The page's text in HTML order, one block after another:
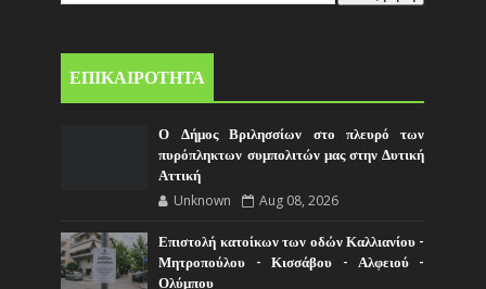
ΕΠΙΚΑΙΡΟΤΗΤΑ
Ο Δήμος Βριλησσίων στο πλευρό των
πυρόπληκτων συμπολιτών μας στην Δυτική
Αττική
Unknown Aug 08, 2026
Επιστολή κατοίκων των οδών Καλλιανίου -
Μητροπούλου - Κισσάβου - Αλφειού -
Ολύμπου